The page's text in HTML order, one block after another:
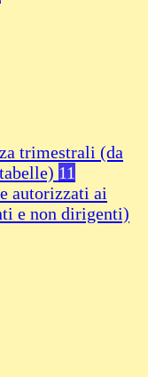
trimestrali (da
11
autorizzati ai
e non dirigenti)